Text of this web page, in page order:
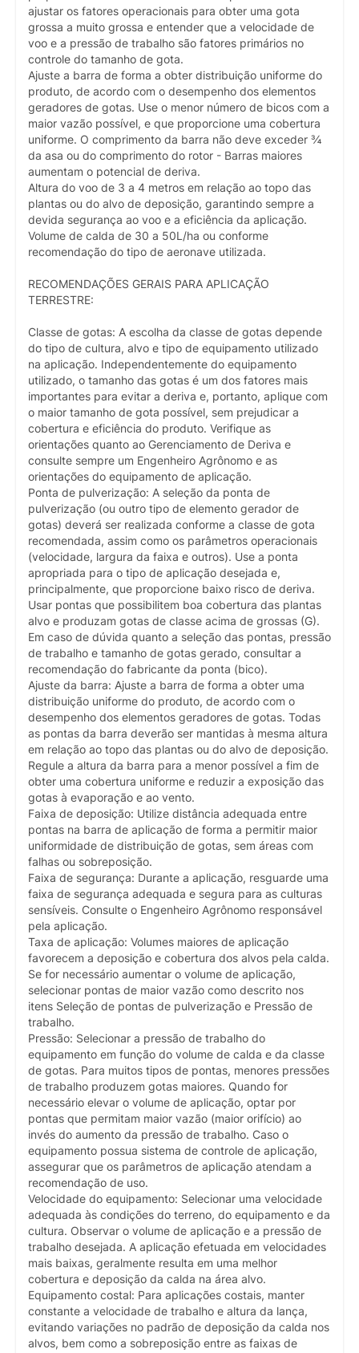
ajustar os fatores operacionais para obter uma gota
grossa a muito grossa e entender que a velocidade de
voo e a pressão de trabalho são fatores primários no
controle do tamanho de gota.
Ajuste a barra de forma a obter distribuição uniforme do
produto, de acordo com o desempenho dos elementos
geradores de gotas. Use o menor número de bicos com a
maior vazão possível, e que proporcione uma cobertura
uniforme. O comprimento da barra não deve exceder ¾
da asa ou do comprimento do rotor - Barras maiores
aumentam o potencial de deriva.
Altura do voo de 3 a 4 metros em relação ao topo das
plantas ou do alvo de deposição, garantindo sempre a
devida segurança ao voo e a eficiência da aplicação.
Volume de calda de 30 a 50L/ha ou conforme
recomendação do tipo de aeronave utilizada.
RECOMENDAÇÕES GERAIS PARA APLICAÇÃO
TERRESTRE:
Classe de gotas: A escolha da classe de gotas depende
do tipo de cultura, alvo e tipo de equipamento utilizado
na aplicação. Independentemente do equipamento
utilizado, o tamanho das gotas é um dos fatores mais
importantes para evitar a deriva e, portanto, aplique com
o maior tamanho de gota possível, sem prejudicar a
cobertura e eficiência do produto. Verifique as
orientações quanto ao Gerenciamento de Deriva e
consulte sempre um Engenheiro Agrônomo e as
orientações do equipamento de aplicação.
Ponta de pulverização: A seleção da ponta de
pulverização (ou outro tipo de elemento gerador de
gotas) deverá ser realizada conforme a classe de gota
recomendada, assim como os parâmetros operacionais
(velocidade, largura da faixa e outros). Use a ponta
apropriada para o tipo de aplicação desejada e,
principalmente, que proporcione baixo risco de deriva.
Usar pontas que possibilitem boa cobertura das plantas
alvo e produzam gotas de classe acima de grossas (G).
Em caso de dúvida quanto a seleção das pontas, pressão
de trabalho e tamanho de gotas gerado, consultar a
recomendação do fabricante da ponta (bico).
Ajuste da barra: Ajuste a barra de forma a obter uma
distribuição uniforme do produto, de acordo com o
desempenho dos elementos geradores de gotas. Todas
as pontas da barra deverão ser mantidas à mesma altura
em relação ao topo das plantas ou do alvo de deposição.
Regule a altura da barra para a menor possível a fim de
obter uma cobertura uniforme e reduzir a exposição das
gotas à evaporação e ao vento.
Faixa de deposição: Utilize distância adequada entre
pontas na barra de aplicação de forma a permitir maior
uniformidade de distribuição de gotas, sem áreas com
falhas ou sobreposição.
Faixa de segurança: Durante a aplicação, resguarde uma
faixa de segurança adequada e segura para as culturas
sensíveis. Consulte o Engenheiro Agrônomo responsável
pela aplicação.
Taxa de aplicação: Volumes maiores de aplicação
favorecem a deposição e cobertura dos alvos pela calda.
Se for necessário aumentar o volume de aplicação,
selecionar pontas de maior vazão como descrito nos
itens Seleção de pontas de pulverização e Pressão de
trabalho.
Pressão: Selecionar a pressão de trabalho do
equipamento em função do volume de calda e da classe
de gotas. Para muitos tipos de pontas, menores pressões
de trabalho produzem gotas maiores. Quando for
necessário elevar o volume de aplicação, optar por
pontas que permitam maior vazão (maior orifício) ao
invés do aumento da pressão de trabalho. Caso o
equipamento possua sistema de controle de aplicação,
assegurar que os parâmetros de aplicação atendam a
recomendação de uso.
Velocidade do equipamento: Selecionar uma velocidade
adequada às condições do terreno, do equipamento e da
cultura. Observar o volume de aplicação e a pressão de
trabalho desejada. A aplicação efetuada em velocidades
mais baixas, geralmente resulta em uma melhor
cobertura e deposição da calda na área alvo.
Equipamento costal: Para aplicações costais, manter
constante a velocidade de trabalho e altura da lança,
evitando variações no padrão de deposição da calda nos
alvos, bem como a sobreposição entre as faixas de